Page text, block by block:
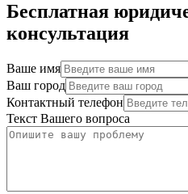
Бесплатная
консультация
Ваше имя
Ваш город
Контактный телефон
Текст Вашего вопроса